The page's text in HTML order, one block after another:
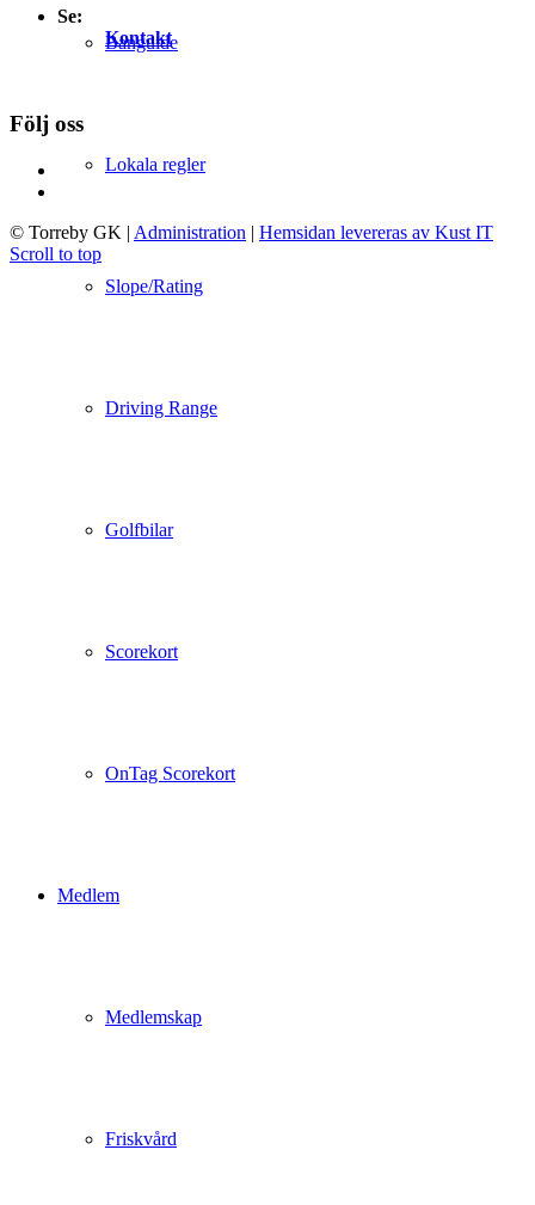
Banguide
Lokala regler
Slope/Rating
Driving Range
Golfbilar
Scorekort
OnTag Scorekort
Medlem
Medlemskap
Friskvård
Se:
Kontakt
Följ oss
© Torreby GK | Administration | Hemsidan levereras av Kust IT
Scroll to top